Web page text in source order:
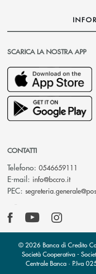
SCARICA LA NOSTRA APP
CONTATTI
Telefono: 0546659111
E-mail: info@bccro.it(si apre
PEC:
© 2026 Banca di Credito
Società Cooperativa -
Centrale Banca · P.Iva